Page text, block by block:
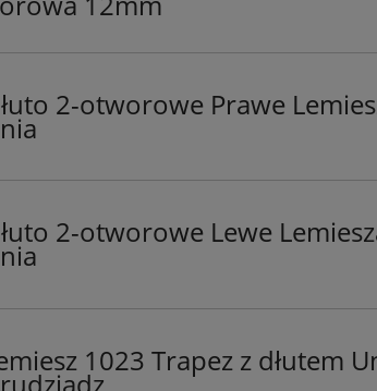
2-otworowe Prawe
2-otworowe Lewe
1023 Trapez z dłutem